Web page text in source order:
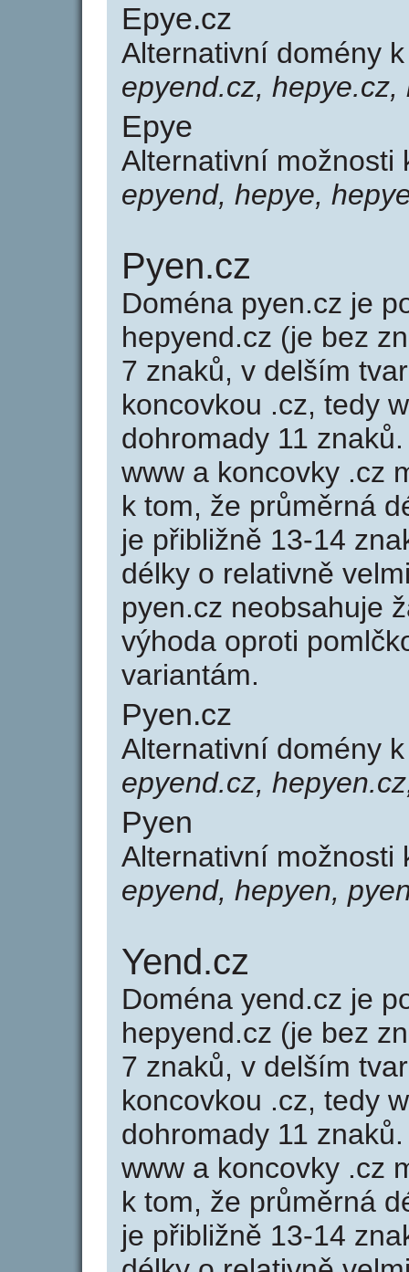
Epye.cz
Alternativní domény
epyend.cz, hepye.cz,
Epye
Alternativní
epyend, hepye,
Pyen.cz
Doména pyen.cz je
hepyend.cz (je bez
7 znaků, v delším
koncovkou .cz, tedy
dohromady 11
www a koncovky .cz
k tom, že průměrná
je přibližně 13-14
délky o relativně
pyen.cz neobsahuje
výhoda oproti
variantám.
Pyen.cz
Alternativní domény
epyend.cz,
Pyen
Alternativní
epyend, hepyen,
Yend.cz
Doména yend.cz je
hepyend.cz (je bez
7 znaků, v delším
koncovkou .cz, tedy
dohromady 11
www a koncovky .cz
k tom, že průměrná
je přibližně 13-14